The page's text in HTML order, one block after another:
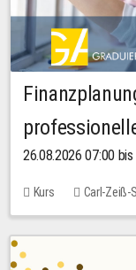
26.08.2026 07:00
Kurs Carl-Zeiß-
20,00 EUR